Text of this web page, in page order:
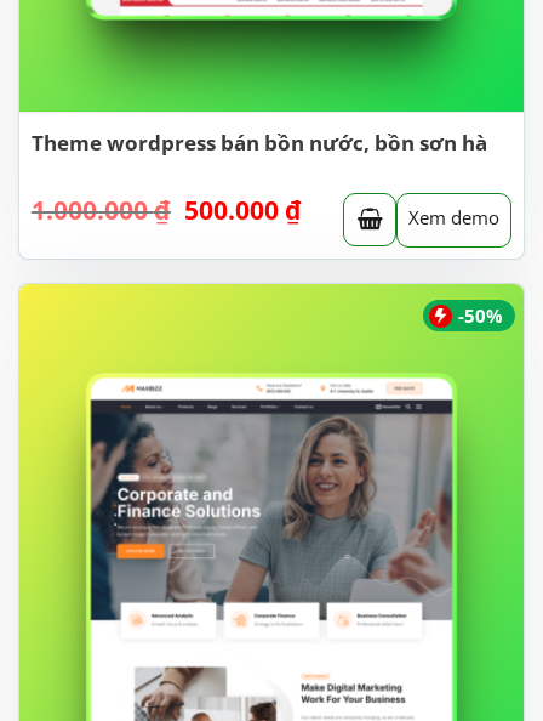
Theme wordpress bán bồn nước, bồn sơn hà
1.000.000₫ Giá
là:
1.000.000 ₫.
500.000 ₫Giá
hiện
tại
là:
Xem demo
-50%